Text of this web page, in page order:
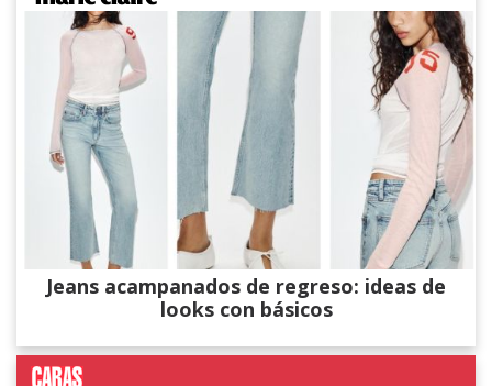
Jeans acampanados de regreso: ideas de
looks con básicos